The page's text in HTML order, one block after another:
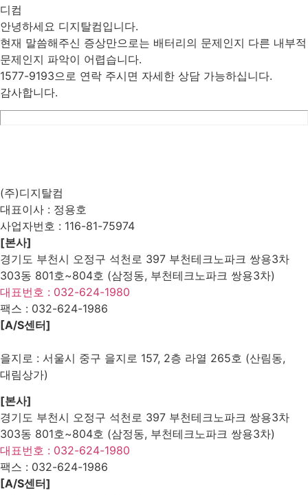
디컴
안녕하세요 디지탈컴입니다.
현재 말씀해주신 증상만으로는 배터리의 문제인지 다른 내부적
문제인지 파악이 어렵습니다.
1577-9193으로 연락 주시면 자세한 상담 가능하십니다.
감사합니다.
(주)디지탈컴
대표이사 : 정용호
사업자번호 : 116-81-75974
[본사]
경기도 부천시 오정구 석천로 397 부천테크노파크 쌍용3차
303동 801호~804호 (삼정동, 부천테크노파크 쌍용3차)
대표번호 : 032-624-1980
팩스 : 032-624-1986
[A/S센터]
을지로 : 서울시 중구 을지로 157, 2층 라열 265호 (산림동,
대림상가)
[본사]
경기도 부천시 오정구 석천로 397 부천테크노파크 쌍용3차
303동 801호~804호 (삼정동, 부천테크노파크 쌍용3차)
대표번호 : 032-624-1980
팩스 : 032-624-1986
[A/S센터]